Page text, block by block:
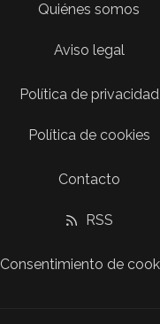
Quiénes somos
Aviso legal
Política de privacidad
Política de cookies
Contacto
RSS
Consentimiento de